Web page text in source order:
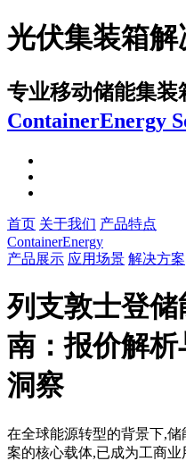
光伏集装箱解
专业移动储能集
ContainerEnergy
首页 关于我们 产品特点
ContainerEnergy
产品展示 应用场景 解决方案
列支敦士登
南：报价解
洞察
在全球能源转型的背景下,
案的核心载体,已成为工商业